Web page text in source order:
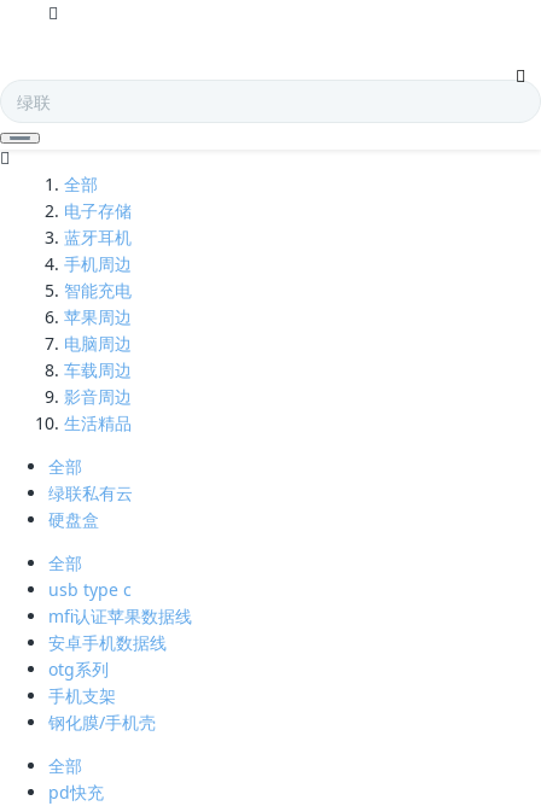
全部
电子存储
蓝牙耳机
手机周边
智能充电
苹果周边
电脑周边
车载周边
影音周边
生活精品
全部
绿联私有云
硬盘盒
全部
usb type c
mfi认证苹果数据线
安卓手机数据线
otg系列
手机支架
钢化膜/手机壳
全部
pd快充